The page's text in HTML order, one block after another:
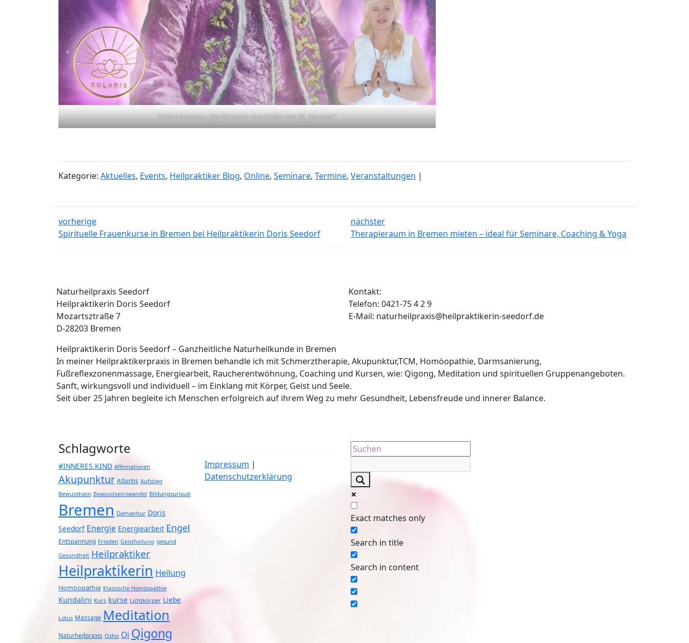
Online Seminar: „Die 33 Reden des Grafen von St. Germain“
Kategorie: Aktuelles, Events, Heilpraktiker Blog, Online, Seminare, Termine, Veranstaltungen |
vorherige
Spirituelle Frauenkurse in Bremen bei Heilpraktikerin Doris Seedorf
nächster
Therapieraum in Bremen mieten – ideal für Seminare, Coaching & Yoga
Naturheilpraxis Seedorf
Heilpraktikerin Doris Seedorf
Mozartsztraße 7
D-28203 Bremen
Kontakt:
Telefon: 0421-75 4 2 9
E-Mail: naturheilpraxis@heilpraktikerin-seedorf.de
Heilpraktikerin Doris Seedorf – Ganzheitliche Naturheilkunde in Bremen
In meiner Heilpraktikerpraxis in Bremen behandle ich mit Schmerztherapie, Akupunktur,TCM, Homöopathie, Darmsanierung,
Fußreflexzonenmassage, Energiearbeit, Raucherentwöhnung, Coaching und Kursen, wie: Qigong, Meditation und spirituellen Gruppenangeboten.
Sanft, wirkungsvoll und individuell – im Einklang mit Körper, Geist und Seele.
Seit über 25 Jahren begleite ich Menschen erfolgreich auf ihrem Weg zu mehr Gesundheit, Lebensfreude und innerer Balance.
Schlagworte
#INNERES.KIND Affirmationen
Akupunktur Atlantis Aufstieg
Bewusstsein Bewusstseinswandel Bildungsurlaub
Bremen Damanhur Doris
Seedorf Energie Energiearbeit Engel
Entspannung Frieden Geistheilung gesund
Gesundheit Heilpraktiker
Heilpraktikerin Heilung
Homöopathie Klassische Homöopathie
Kundalini Kurs kurse Lichtkörper Liebe
Lotus Massage Meditation
Naturheilpraxis Osho Qi Qigong
Impressum |
Datenschutzerklärung
Exact matches only
Search in title
Search in content